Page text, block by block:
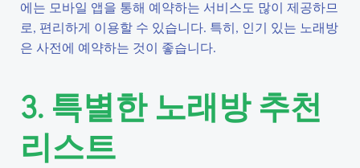
에는 모바일 앱을 통해 예약하는 서비스도 많이 제공하므
로, 편리하게 이용할 수 있습니다. 특히, 인기 있는 노래방
은 사전에 예약하는 것이 좋습니다.
3. 특별한 노래방 추천
리스트